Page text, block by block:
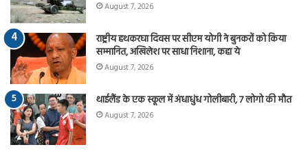
August 7, 2026
राष्ट्रीय हथकरघा दिवस पर सीएम योगी ने बुनकरों को किया
सम्मानित, अखिलेश पर साधा निशाना, कहा ये
August 7, 2026
थाईलैंड के एक स्कूल में अंधाधुंध गोलीबारी, 7 लोगो की मौत
August 7, 2026